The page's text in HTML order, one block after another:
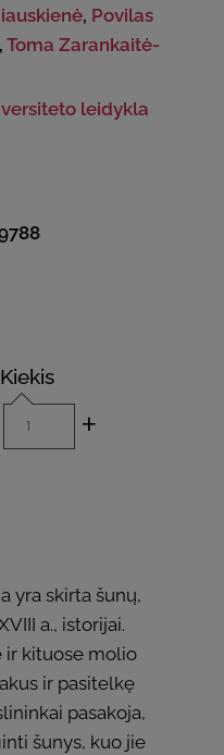
, Povilas
,Toma Zarankaitė-
leidykla
Kiekis
+
yra skirta šunų,
a., istorijai.
ir kituose molio
ir pasitelkę
pasakoja,
šunys, kuo jie